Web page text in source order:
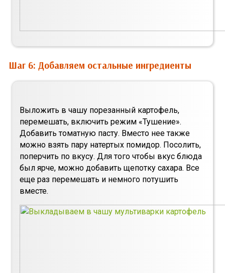
Шаг 6: Добавляем остальные ингредиенты
Выложить в чашу порезанный картофель,
перемешать, включить режим «Тушение».
Добавить томатную пасту. Вместо нее также
можно взять пару натертых помидор. Посолить,
поперчить по вкусу. Для того чтобы вкус блюда
был ярче, можно добавить щепотку сахара. Все
еще раз перемешать и немного потушить
вместе.